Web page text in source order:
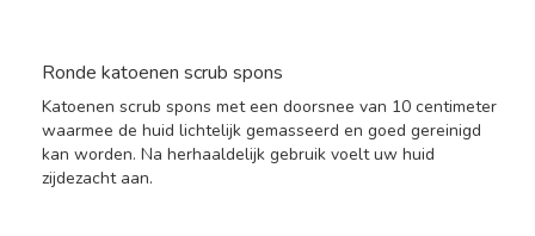
Ronde katoenen scrub spons
Katoenen scrub spons met een doorsnee van 10 centimeter
waarmee de huid lichtelijk gemasseerd en goed gereinigd
kan worden. Na herhaaldelijk gebruik voelt uw huid
zijdezacht aan.